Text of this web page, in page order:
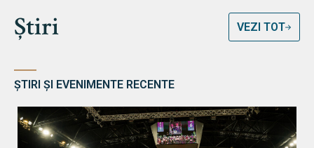
Știri VEZI TOT
ȘTIRI ȘI EVENIMENTE RECENTE